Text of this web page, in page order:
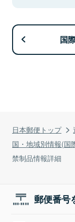
日本郵便トップ
国・地域別情報(国
禁制品情報詳細
国
郵便番号